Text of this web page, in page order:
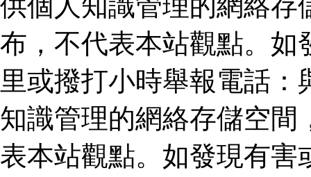
布，不代表本站觀點。如
里或撥打小時舉報電話
知識管理的網絡存儲空間
表本站觀點。如發現有害